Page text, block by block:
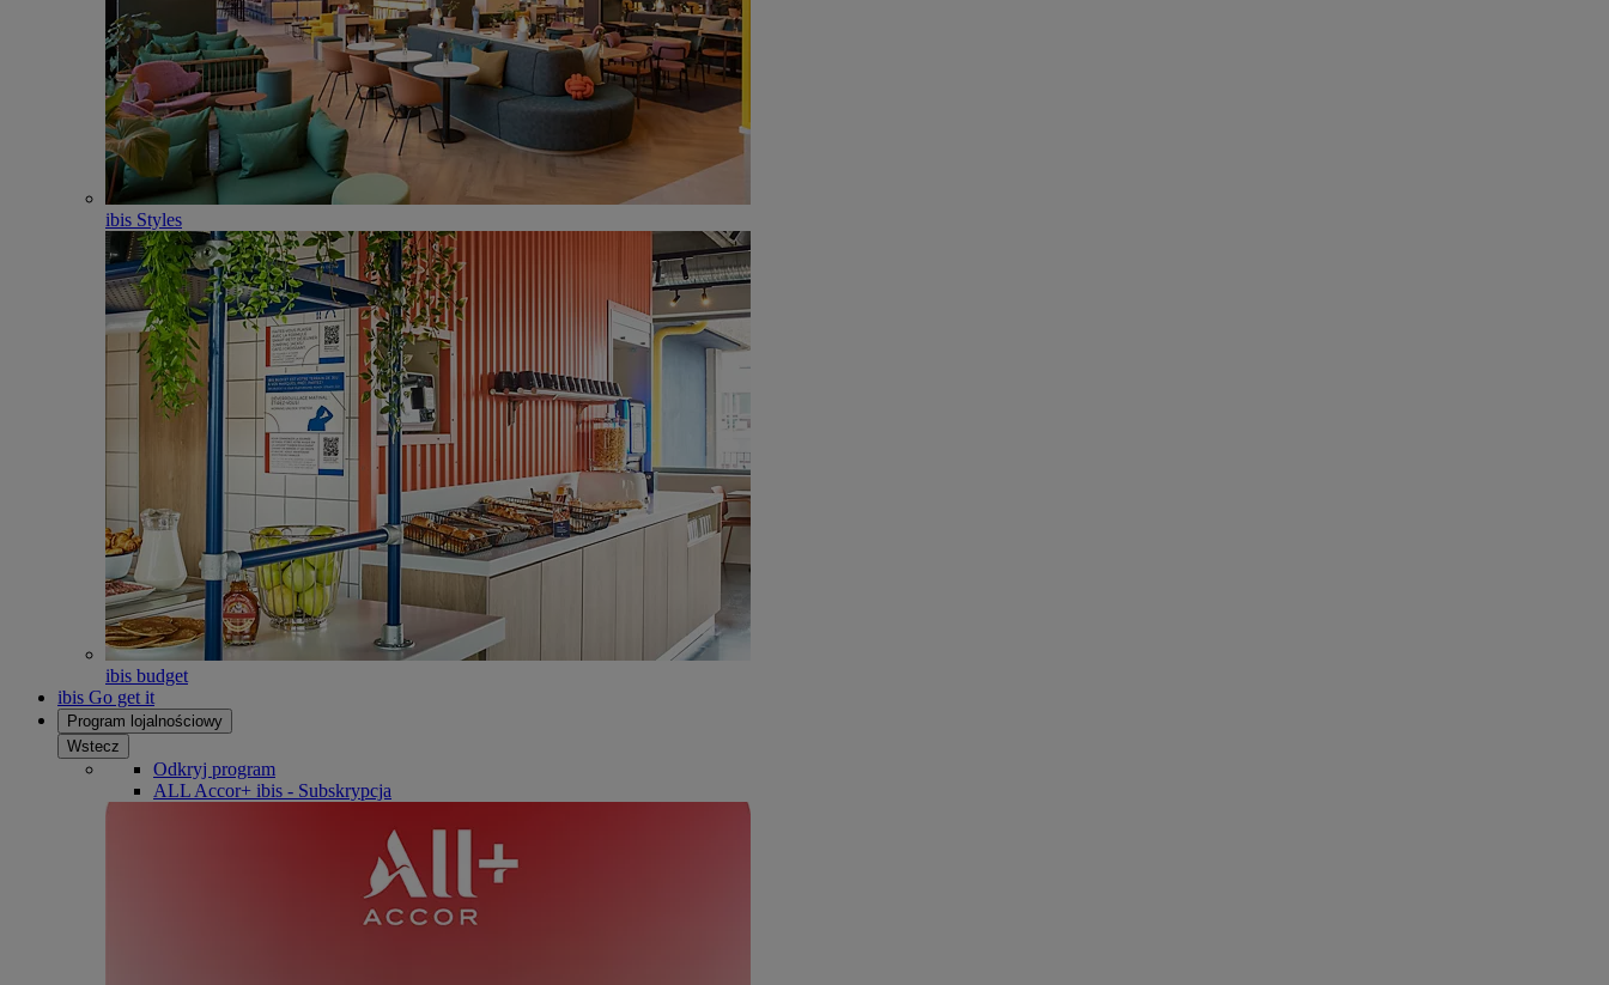
ibis Styles
ibis budget
ibis Go get it
Program lojalnościowy
Wstecz
Odkryj program
ALL Accor+ ibis - Subskrypcja